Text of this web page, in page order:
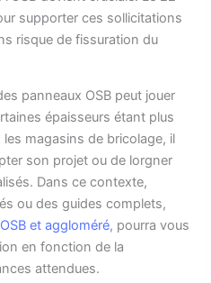
supporter ces sollicitations
risque de fissuration du
panneaux OSB peut jouer
épaisseurs étant plus
magasins de bricolage, il
son projet ou de lorgner
Dans ce contexte,
ou des guides complets,
et aggloméré, pourra vous
en fonction de la
attendues.